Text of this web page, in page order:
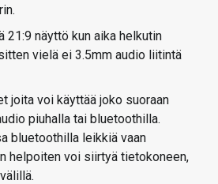
21:9 näyttö kun aika helkutin
vielä ei 3.5mm audio liitintä
joita voi käyttää joko suoraan
piuhalla tai bluetoothilla.
bluetoothilla leikkiä vaan
helpoiten voi siirtyä tietokoneen,